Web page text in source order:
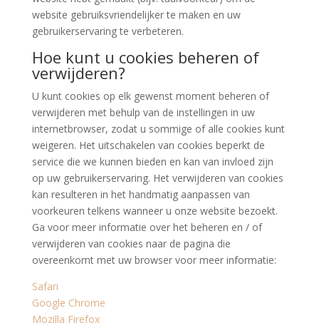
website gebruiksvriendelijker te maken en uw
gebruikerservaring te verbeteren.
Hoe kunt u cookies beheren of
verwijderen?
U kunt cookies op elk gewenst moment beheren of
verwijderen met behulp van de instellingen in uw
internetbrowser, zodat u sommige of alle cookies kunt
weigeren. Het uitschakelen van cookies beperkt de
service die we kunnen bieden en kan van invloed zijn
op uw gebruikerservaring. Het verwijderen van cookies
kan resulteren in het handmatig aanpassen van
voorkeuren telkens wanneer u onze website bezoekt.
Ga voor meer informatie over het beheren en / of
verwijderen van cookies naar de pagina die
overeenkomt met uw browser voor meer informatie:
Safari
Google Chrome
Mozilla Firefox